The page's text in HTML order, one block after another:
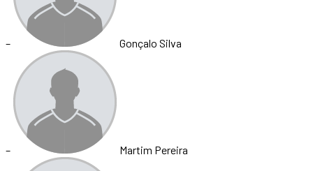
– Gonçalo Silva
– Martim Pereira